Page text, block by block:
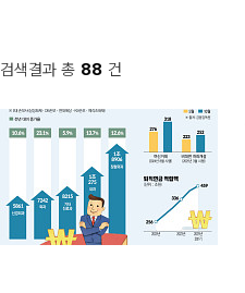
검색결과 총 88 건